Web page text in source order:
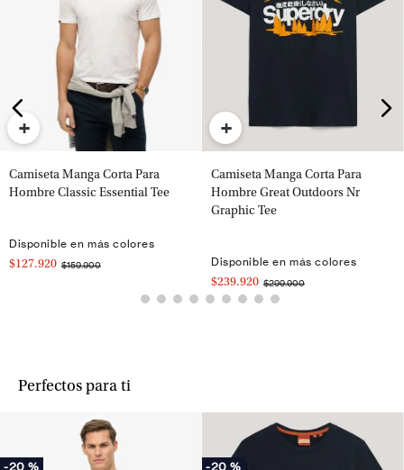
+
Camiseta Manga Corta Para
Hombre Classic Essential Tee
Disponible en más colores
$127.920 $159.900
+
Camiseta Manga Corta Para
Hombre Great Outdoors Nr
Graphic Tee
Disponible en más colores
$239.920 $299.900
Perfectos para ti
-20 % -20 %